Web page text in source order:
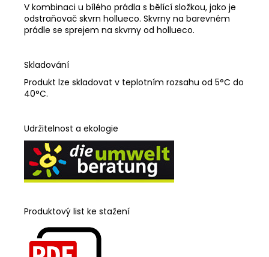
V kombinaci u bílého prádla s bělící složkou, jako je
odstraňovač skvrn hollueco. Skvrny na barevném
prádle se sprejem na skvrny od hollueco.
Skladování
Produkt lze skladovat v teplotním rozsahu od 5°C do
40°C.
Udržitelnost a ekologie
Produktový list ke stažení